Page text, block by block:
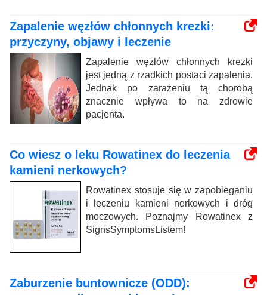
Zapalenie węzłów chłonnych krezki:
przyczyny, objawy i leczenie
Zapalenie węzłów chłonnych krezki
jest jedną z rzadkich postaci zapalenia.
Jednak po zarażeniu tą chorobą
znacznie wpływa to na zdrowie
pacjenta.
Co wiesz o leku Rowatinex do leczenia
kamieni nerkowych?
Rowatinex stosuje się w zapobieganiu
i leczeniu kamieni nerkowych i dróg
moczowych. Poznajmy Rowatinex z
SignsSymptomsListem!
Zaburzenie buntownicze (ODD):